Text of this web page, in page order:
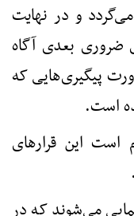
و در نهایت
ضروری بعدی آگاه
پیگیری‌هایی که
است.
این قرارهای
می‌شوند که در